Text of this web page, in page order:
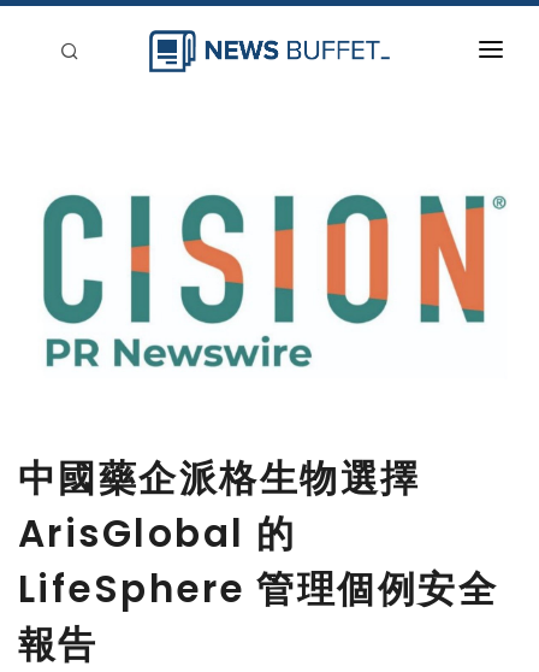
登入
中國藥企派格生物選擇
ArisGlobal 的
LifeSphere 管理個例安全
報告